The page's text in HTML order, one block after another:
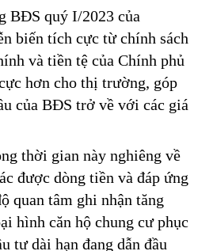
BĐS quý I/2023 của
biến tích cực từ chính sách
và tiền tệ của Chính phủ
hơn cho thị trường, góp
của BĐS trở về với các giá
thời gian này nghiêng về
được dòng tiền và đáp ứng
quan tâm ghi nhận tăng
hình căn hộ chung cư phục
tư dài hạn đang dẫn đầu